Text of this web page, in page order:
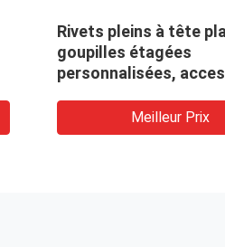
Rivets pleins à tête
goupilles étagées
personnalisées,
Meilleur Prix